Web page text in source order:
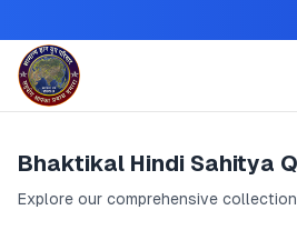
Bhaktikal Hindi Sahitya
Explore our comprehensive